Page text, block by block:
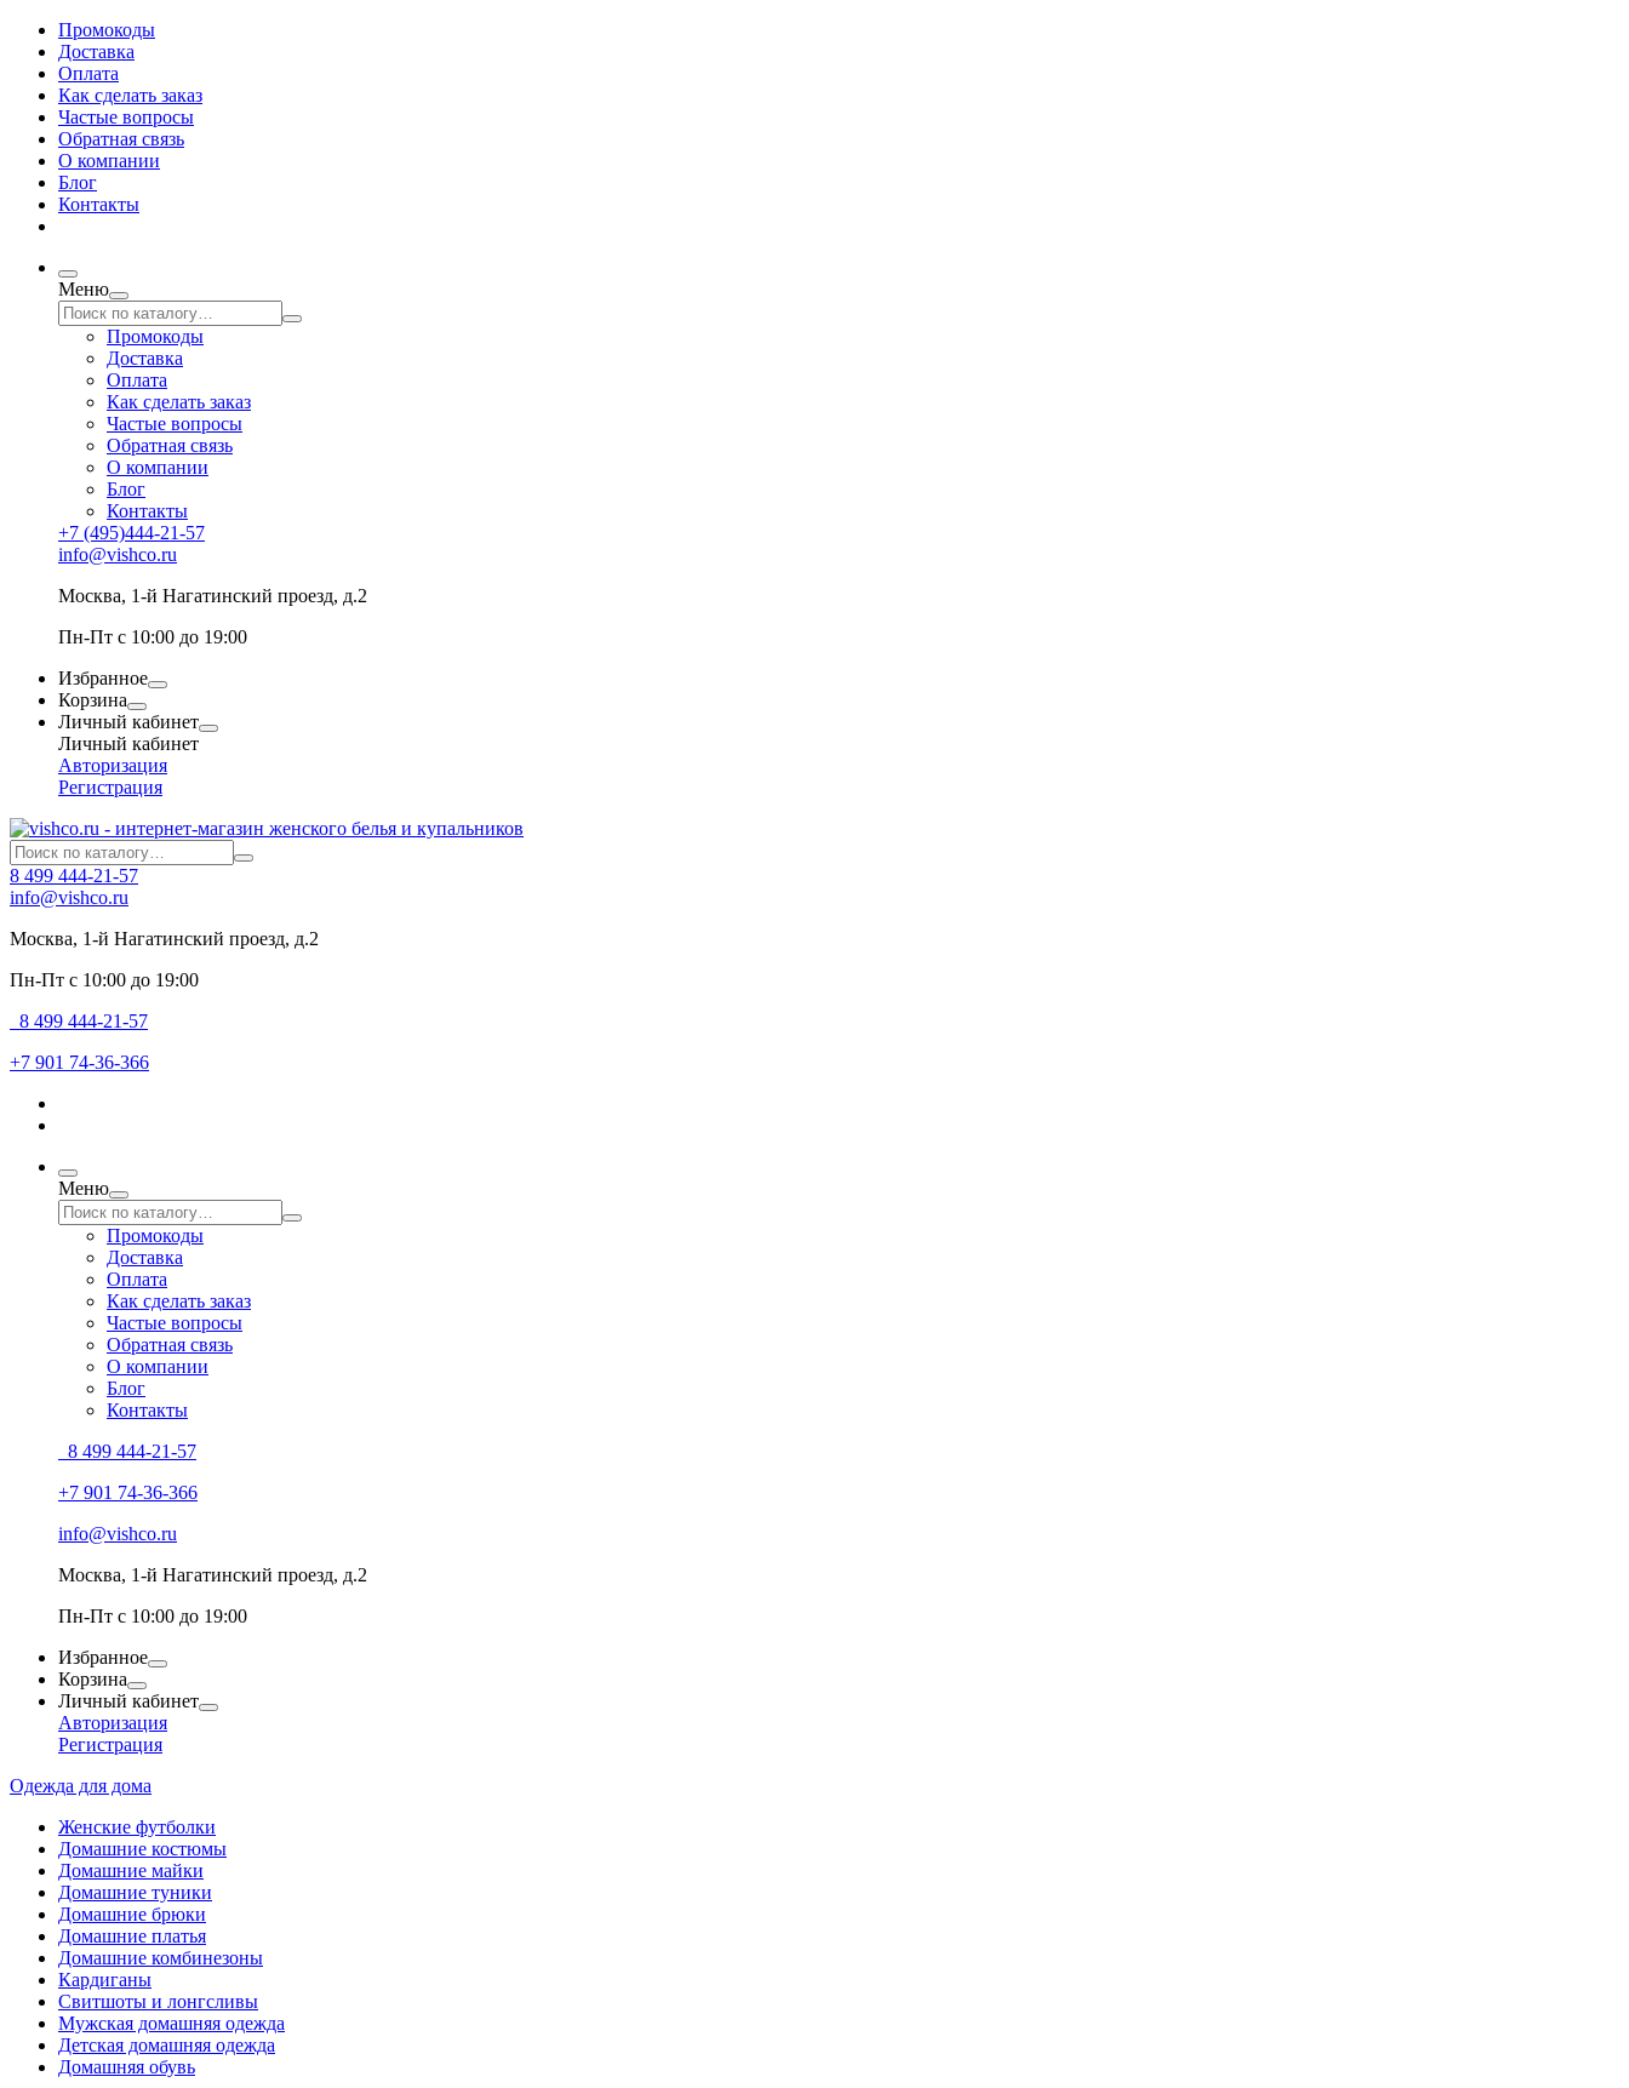
Промокоды
Доставка
Оплата
Как сделать заказ
Частые вопросы
Обратная связь
О компании
Блог
Контакты
Меню
Промокоды
Доставка
Оплата
Как сделать заказ
Частые вопросы
Обратная связь
О компании
Блог
Контакты
+7 (495)444-21-57
info@vishco.ru
Москва, 1-й Нагатинский проезд, д.2
Пн-Пт с 10:00 до 19:00
Избранное
Корзина
Личный кабинет
Личный кабинет
Авторизация
Регистрация
8 499 444-21-57
info@vishco.ru
Москва, 1-й Нагатинский проезд, д.2
Пн-Пт с 10:00 до 19:00
8 499 444-21-57
+7 901 74-36-366
Меню
Промокоды
Доставка
Оплата
Как сделать заказ
Частые вопросы
Обратная связь
О компании
Блог
Контакты
8 499 444-21-57
+7 901 74-36-366
info@vishco.ru
Москва, 1-й Нагатинский проезд, д.2
Пн-Пт с 10:00 до 19:00
Избранное
Корзина
Личный кабинет
Авторизация
Регистрация
Одежда для дома
Женские футболки
Домашние костюмы
Домашние майки
Домашние туники
Домашние брюки
Домашние платья
Домашние комбинезоны
Кардиганы
Свитшоты и лонгсливы
Мужская домашняя одежда
Детская домашняя одежда
Домашняя обувь